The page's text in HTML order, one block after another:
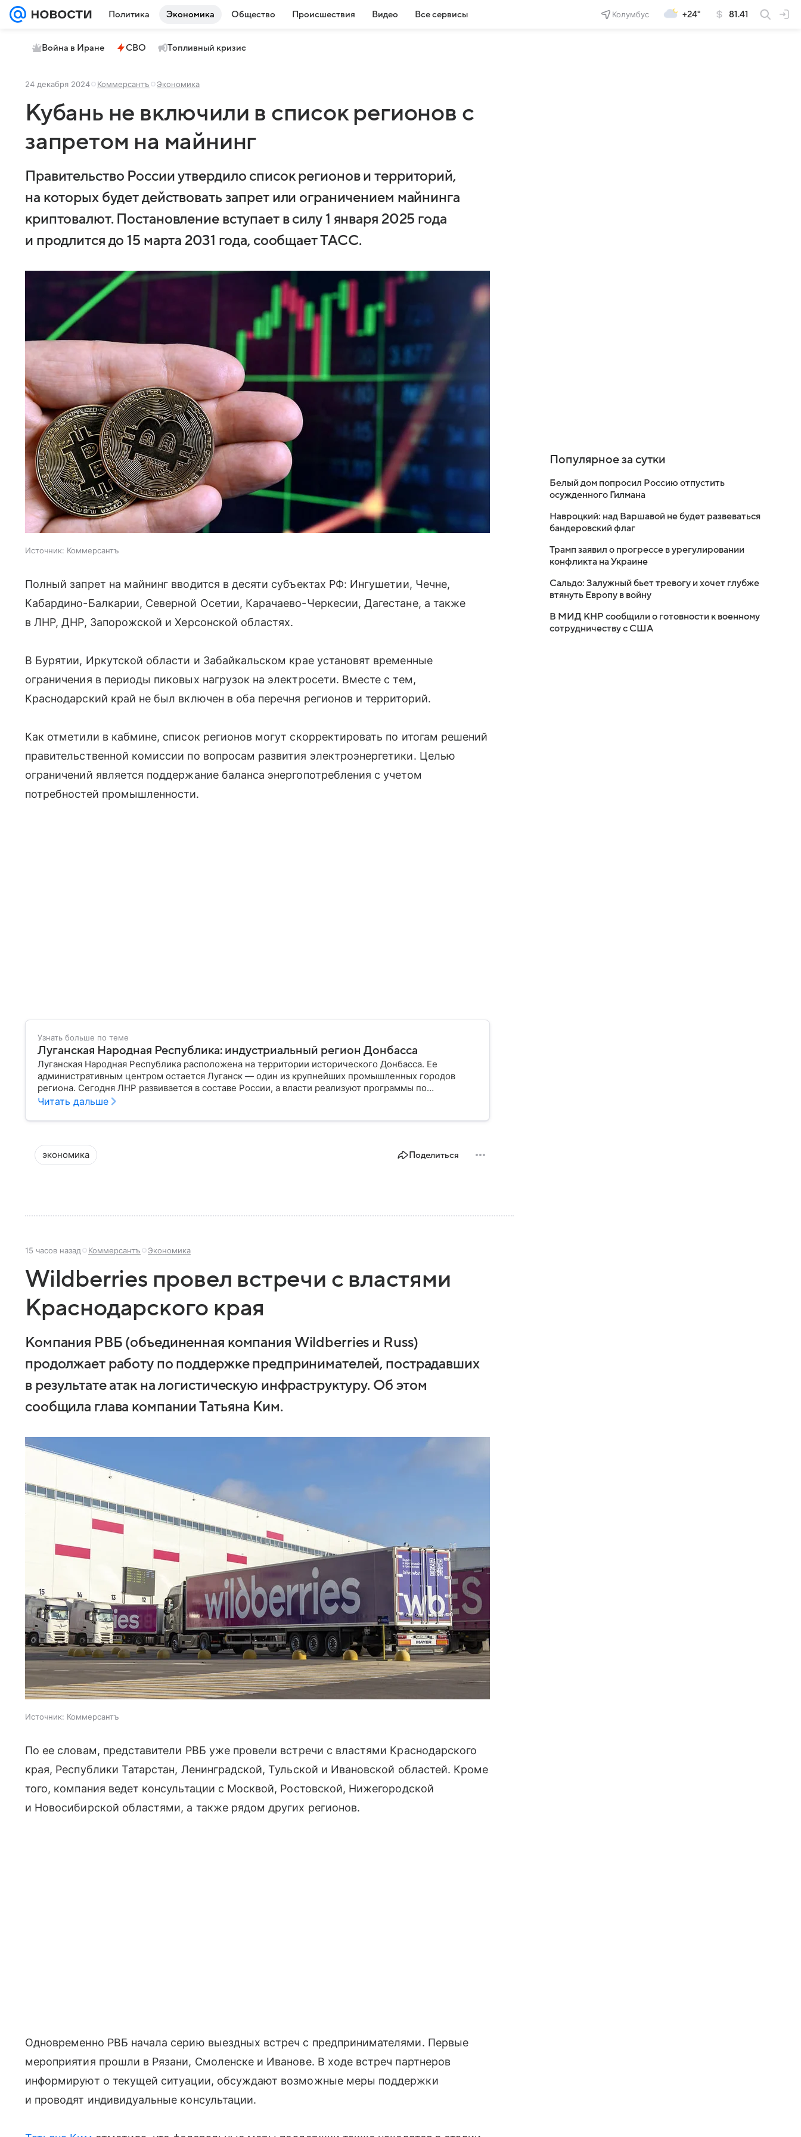
Политика Экономика Общество Происшествия Видео Все сервисы Колумбус +24° 81.41
Война в Иране СВО Топливный кризис
24 декабря 2024 Коммерсантъ Экономика
Кубань не включили в список регионов с
запретом на майнинг
Правительство России утвердило список регионов и территорий,
на которых будет действовать запрет или ограничением майнинга
криптовалют. Постановление вступает в силу 1 января 2025 года
и продлится до 15 марта 2031 года, сообщает ТАСС.
Источник: Коммерсантъ
Полный запрет на майнинг вводится в десяти субъектах РФ: Ингушетии, Чечне,
Кабардино-Балкарии, Северной Осетии, Карачаево-Черкесии, Дагестане, а также
в ЛНР, ДНР, Запорожской и Херсонской областях.
В Бурятии, Иркутской области и Забайкальском крае установят временные
ограничения в периоды пиковых нагрузок на электросети. Вместе с тем,
Краснодарский край не был включен в оба перечня регионов и территорий.
Как отметили в кабмине, список регионов могут скорректировать по итогам решений
правительственной комиссии по вопросам развития электроэнергетики. Целью
ограничений является поддержание баланса энергопотребления с учетом
потребностей промышленности.
Узнать больше по теме
Луганская Народная Республика: индустриальный регион Донбасса
Луганская Народная Республика расположена на территории исторического Донбасса. Ее
административным центром остается Луганск — один из крупнейших промышленных городов
региона. Сегодня ЛНР развивается в составе России, а власти реализуют программы по
восстановлению инфраструктуры и экономики: собрали главное по теме.
Читать дальше
экономика Поделиться
15 часов назад Коммерсантъ Экономика
Wildberries провел встречи с властями
Краснодарского края
Компания РВБ (объединенная компания Wildberries и Russ)
продолжает работу по поддержке предпринимателей, пострадавших
в результате атак на логистическую инфраструктуру. Об этом
сообщила глава компании Татьяна Ким.
Источник: Коммерсантъ
По ее словам, представители РВБ уже провели встречи с властями Краснодарского
края, Республики Татарстан, Ленинградской, Тульской и Ивановской областей. Кроме
того, компания ведет консультации с Москвой, Ростовской, Нижегородской
и Новосибирской областями, а также рядом других регионов.
Одновременно РВБ начала серию выездных встреч с предпринимателями. Первые
мероприятия прошли в Рязани, Смоленске и Иванове. В ходе встреч партнеров
информируют о текущей ситуации, обсуждают возможные меры поддержки
и проводят индивидуальные консультации.
Популярное за сутки
Белый дом попросил Россию отпустить
осужденного Гилмана
Навроцкий: над Варшавой не будет развеваться
бандеровский флаг
Трамп заявил о прогрессе в урегулировании
конфликта на Украине
Сальдо: Залужный бьет тревогу и хочет глубже
втянуть Европу в войну
В МИД КНР сообщили о готовности к военному
сотрудничеству с США